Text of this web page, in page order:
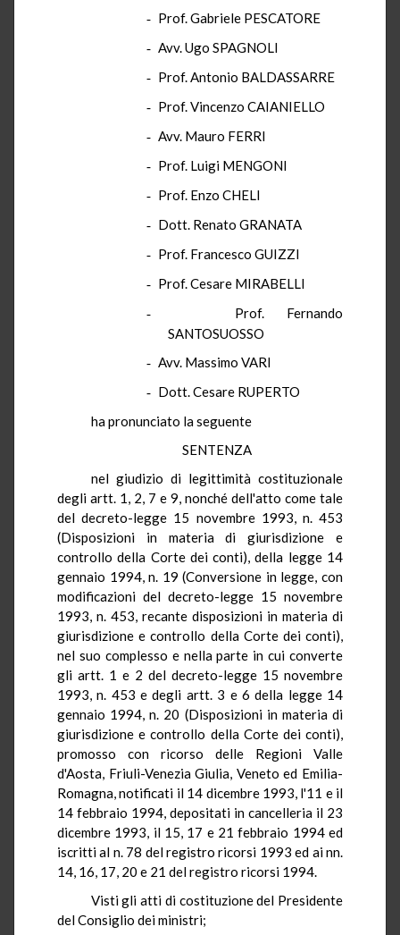
- Prof. Gabriele PESCATORE
- Avv. Ugo SPAGNOLI
- Prof. Antonio BALDASSARRE
- Prof. Vincenzo CAIANIELLO
- Avv. Mauro FERRI
- Prof. Luigi MENGONI
- Prof. Enzo CHELI
- Dott. Renato GRANATA
- Prof. Francesco GUIZZI
- Prof. Cesare MIRABELLI
-
Prof. Fernando
SANTOSUOSSO
- Avv. Massimo VARI
- Dott. Cesare RUPERTO
ha pronunciato la seguente
SENTENZA
nel giudizio di legittimità costituzionale
degli artt. 1, 2, 7 e 9, nonché dell'atto come tale
del decreto-legge 15 novembre 1993, n. 453
(Disposizioni in materia di giurisdizione e
controllo della Corte dei conti), della legge 14
gennaio 1994, n. 19 (Conversione in legge, con
modificazioni del decreto-legge 15 novembre
1993, n. 453, recante disposizioni in materia di
giurisdizione e controllo della Corte dei conti),
nel suo complesso e nella parte in cui converte
gli artt. 1 e 2 del decreto-legge 15 novembre
1993, n. 453 e degli artt. 3 e 6 della legge 14
gennaio 1994, n. 20 (Disposizioni in materia di
giurisdizione e controllo della Corte dei conti),
promosso con ricorso delle Regioni Valle
d'Aosta, Friuli-Venezia Giulia, Veneto ed Emilia-
Romagna, notificati il 14 dicembre 1993, l'11 e il
14 febbraio 1994, depositati in cancelleria il 23
dicembre 1993, il 15, 17 e 21 febbraio 1994 ed
iscritti al n. 78 del registro ricorsi 1993 ed ai nn.
14, 16, 17, 20 e 21 del registro ricorsi 1994.
Visti gli atti di costituzione del Presidente
del Consiglio dei ministri;